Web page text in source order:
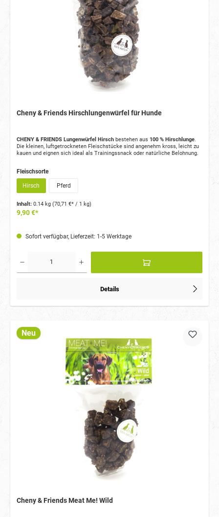
Cheny & Friends Hirschlungenwürfel für Hunde
CHENY & FRIENDS Lungenwürfel Hirschbestehen aus 100 % Hirschlunge.
Die kleinen, luftgetrockneten Fleischstücke sind angenehm kross, leicht zu
kauen und eignen sich ideal als Trainingssnack oder natürliche Belohnung.
Fleischsorte
Hirsch Pferd
Inhalt: 0.14 kg (70,71 €* / 1 kg)
9,90 €*
Sofort verfügbar, Lieferzeit: 1-5 Werktage
Details
Neu
Cheny & Friends Meat Me! Wild